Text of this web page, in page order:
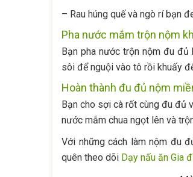
– Rau húng quế và ngò rí bạn
Pha nước mắm trộn nộm
Bạn pha nước trộn nộm đu
sôi để nguội vào tô rồi khuấy
Hoàn thành đu đủ nộm
Bạn cho sợi cà rốt cùng đu đủ
nước mắm chua ngọt lên và
Với những cách làm nộm đu
quên theo dõi Dạy nấu ăn Gia